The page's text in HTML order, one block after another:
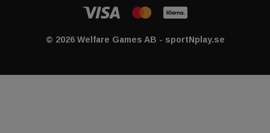
© 2026 Welfare Games AB - sportNplay.se